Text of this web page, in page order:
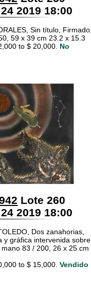
2019 18:00
Sin título, Firmado,
59 x 39 cm 23.2 x 15.3
to $ 20,000. No
Lote 260
2019 18:00
Dos zanahorias,
y gráfica intervenida sobre
83 / 200, 26 x 25 cm
to $ 15,000. Vendido